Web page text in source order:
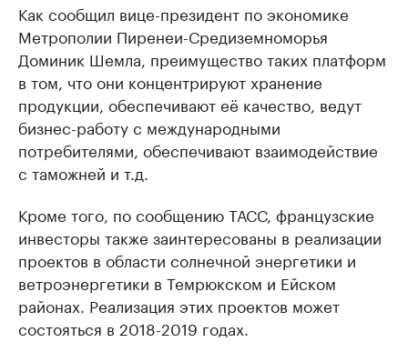
Как сообщил вице-президент по экономике
Метрополии Пиренеи-Средиземноморья
Доминик Шемла, преимущество таких платформ
в том, что они концентрируют хранение
продукции, обеспечивают её качество, ведут
бизнес-работу с международными
потребителями, обеспечивают взаимодействие
с таможней и т.д.
Кроме того, по сообщению ТАСС, французские
инвесторы также заинтересованы в реализации
проектов в области солнечной энергетики и
ветроэнергетики в Темрюкском и Ейском
районах. Реализация этих проектов может
состояться в 2018-2019 годах.